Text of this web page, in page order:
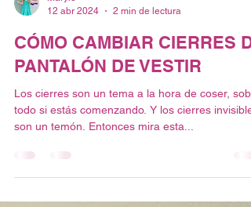
12 abr 2024
2 min de lectura
CÓMO CAMBIAR CIERRES
PANTALÓN DE VESTIR
Los cierres son un tema a la hora de coser,
son un temón. Entonces mira esta...